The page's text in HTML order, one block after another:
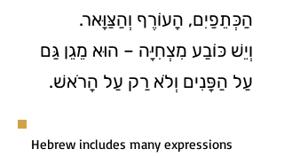
הַכְּתֵפַיִם, הָעוֹרֶף וְהַצַּוָּאר.
וְיֵשׁ כּוֹבַע מִצְחִיָּה – הוּא מֵגֵן גַּם
עַל הַפָּנִים וְלֹא רַק עַל הָרֹאשׁ.
Hebrew includes many expressions